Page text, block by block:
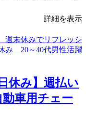
詳細を表示
休み】週払い
車用チェー